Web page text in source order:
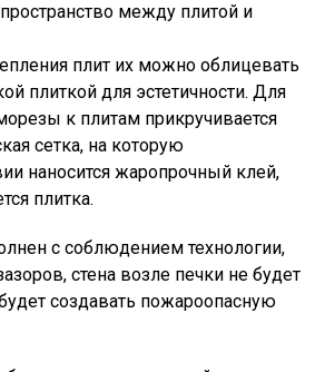
пространство между плитой и
плит их можно облицевать
плиткой для эстетичности. Для
к плитам прикручивается
сетка, на которую
наносится жаропрочный клей,
плитка.
с соблюдением технологии,
стена возле печки не будет
создавать пожароопасную